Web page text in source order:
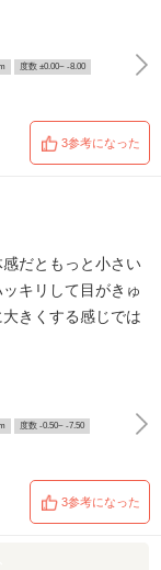
度数 ±0.00~ -8.00
3参考になった
だともっと小さい
キリして目がきゅ
きくする感じでは
度数 -0.50~ -7.50
3参考になった